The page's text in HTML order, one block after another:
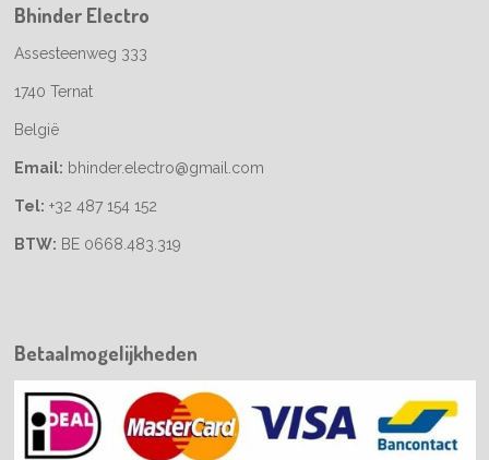
Bhinder Electro
Assesteenweg 333
1740 Ternat
België
Email: bhinder.electro@gmail.com
Tel: +32 487 154 152
BTW: BE 0668.483.319
Betaalmogelijkheden